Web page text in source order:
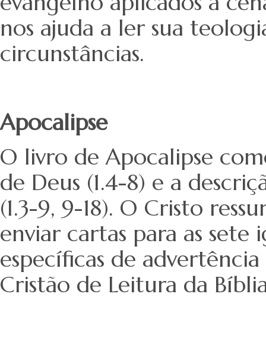
nos ajuda a ler sua
circunstâncias.
Apocalipse
O livro de Apocalipse
de Deus (1.4-8) e a
(1.3-9, 9-18). O Cristo
enviar cartas para as sete
específicas de
Cristão de Leitura da